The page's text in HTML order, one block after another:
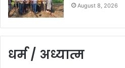
August 8, 2026
धर्म / अध्यात्म